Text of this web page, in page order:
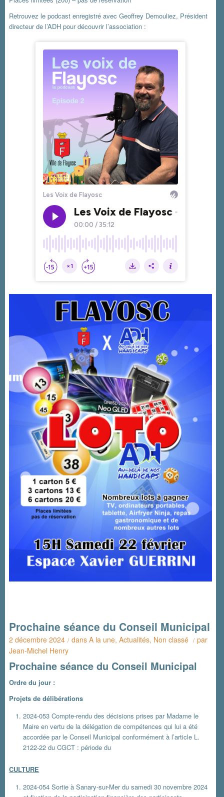
Retrouvez le podcast enregistré avec Geoffrey Demouliez, Président
directeur de l’ADH pour découvrir l’association :
Prochaine séance du Conseil Municipal
2 décembre 2024 / dansA la une,Actualités, Non classé / par
Jean-Michel Henry
Prochaine séance du Conseil Municipal
Ordre du jour :
Projets de délibérations
2024-053 Compte-rendu des décisions prises par Madame le
Maire en vertu de la délégation de compétences qui lui a été
accordée par le Conseil Municipal conformément à l’article L.
2122-22 du CGCT : période du
CULTURE
2024-054 Sortie à Sanary-sur-Mer du samedi 30 novembre 2024